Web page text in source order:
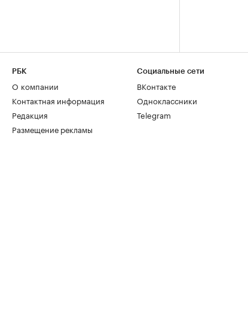
РБК
О компании
Контактная информация
Редакция
Размещение рекламы
Социальные сети
ВКонтакте
Одноклассники
Telegram